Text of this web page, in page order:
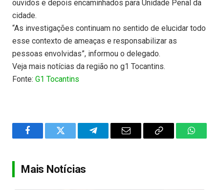
ouvidos e depois encaminhados para Unidade Penal da
cidade.
“As investigações continuam no sentido de elucidar todo
esse contexto de ameaças e responsabilizar as
pessoas envolvidas”, informou o delegado.
Veja mais notícias da região no g1 Tocantins.
Fonte: G1 Tocantins
FacebookTwitter TelegramEmail
Copy
Mais Notícias